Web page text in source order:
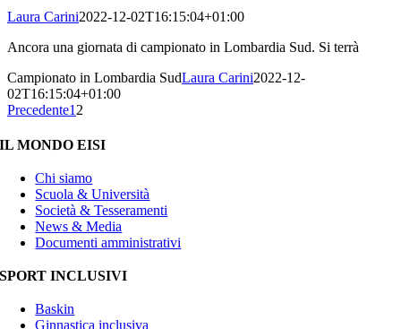
Laura Carini2022-12-02T16:15:04+01:00
Ancora una giornata di campionato in Lombardia Sud. Si terrà
Campionato in Lombardia SudLaura Carini2022-12-
02T16:15:04+01:00
Precedente12
IL MONDO EISI
Chi siamo
Scuola & Università
Società & Tesseramenti
News & Media
Documenti amministrativi
SPORT INCLUSIVI
Baskin
Ginnastica inclusiva